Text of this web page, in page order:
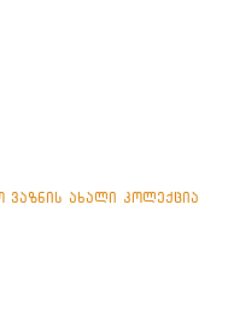
ვაზნის ახალი კოლექცია